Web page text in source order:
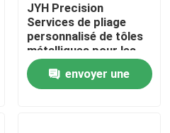
JYH Precision
Services de pliage
personnalisé de tôles
métalliques pour les
couvercles et les
pièces de base des
boîtiers en aluminium
envoyer une